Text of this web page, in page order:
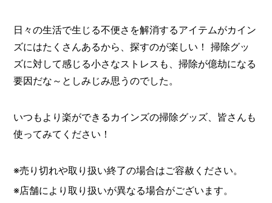
日々の生活で生じる不便さを解消するアイテムがカイン
ズにはたくさんあるから、探すのが楽しい！ 掃除グッ
ズに対して感じる小さなストレスも、掃除が億劫になる
要因だな～としみじみ思うのでした。
いつもより楽ができるカインズの掃除グッズ、皆さんも
使ってみてください！
※売り切れや取り扱い終了の場合はご容赦ください。
※店舗により取り扱いが異なる場合がございます。